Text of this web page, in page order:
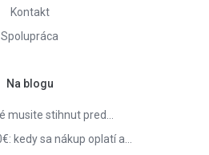
Kontakt
Spolupráca
Na blogu
musite stihnut pred…
kedy sa nákup oplatí a…